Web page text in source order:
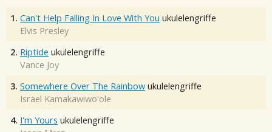
1. Can't Help Falling In Love With You ukulelengriffe
Elvis Presley
2. Riptide ukulelengriffe
Vance Joy
3. Somewhere Over The Rainbow ukulelengriffe
Israel Kamakawiwo'ole
4. I'm Yours ukulelengriffe